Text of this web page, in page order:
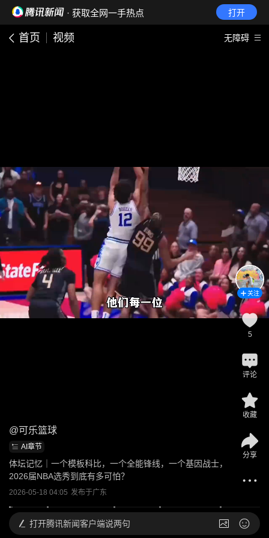
· 获取全网一手热点 打开
首页 视频 无障碍
@可乐篮球
AI章节
体坛记忆｜一个模板科比，一个全能锋线，一个基因战士，
2026届NBA选秀到底有多可怕？
2026-05-18 04:05 发布于广东
关注
5
评论
收藏
分享
打开腾讯新闻客户端说两句